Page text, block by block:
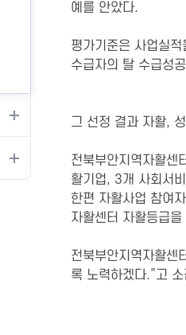
예를 안았다.
평가기준은 사업실
수급자의 탈 수급성
그 선정 결과 자활,
전북부안지역자활
활기업, 3개 사회서
한편 자활사업 참여
자활센터 자활등급
전북부안지역자활센
록 노력하겠다.”고